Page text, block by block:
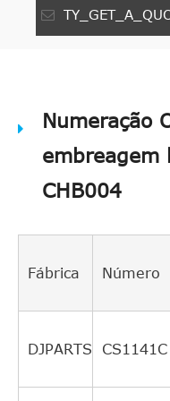
Numeração
embreagem
CHB004
Fábrica Número
DJPARTS CS1141C